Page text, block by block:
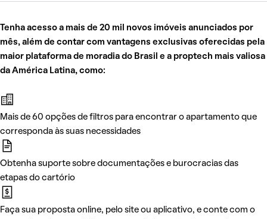
Tenha acesso a mais de 20 mil novos imóveis anunciados por
mês, além de contar com vantagens exclusivas oferecidas pela
maior plataforma de moradia do Brasil e a proptech mais valiosa
da América Latina, como:
Mais de 60 opções de filtros para encontrar o apartamento que
corresponda às suas necessidades
Obtenha suporte sobre documentações e burocracias das
etapas do cartório
Faça sua proposta online, pelo site ou aplicativo, e conte com o